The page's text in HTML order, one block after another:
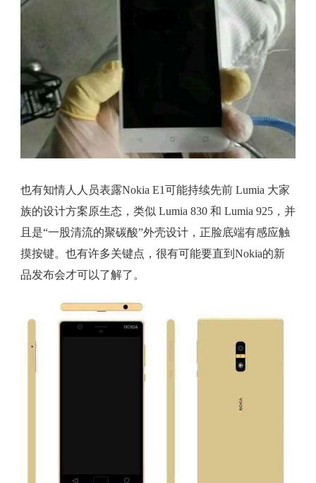
也有知情人人员表露Nokia E1可能持续先前 Lumia 大家
族的设计方案原生态，类似 Lumia 830 和 Lumia 925，并
且是“一股清流的聚碳酸”外壳设计，正脸底端有感应触
摸按键。也有许多关键点，很有可能要直到Nokia的新
品发布会才可以了解了。